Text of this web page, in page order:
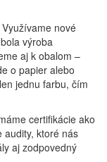
nové
výroba
aj k obalom –
o papier alebo
jednu farbu, čím
certifikácie ako
audity, ktoré nás
aj zodpovedný